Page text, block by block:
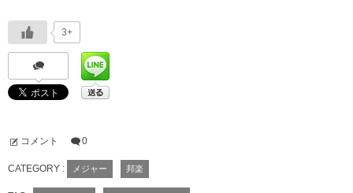
3+
コメント 0
CATEGORY : メジャー 邦楽